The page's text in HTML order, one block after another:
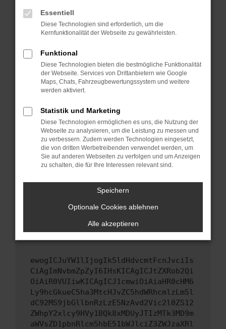
können das Laden bestimmter Seiten
verhindern. Funktioniert die Seite in einem
anderen Browser oder in einem privaten
Starte dein Gerät neu.
Das kann manchmal helfen, vorübergehende
Probleme zu beheben.
Betriebssystem auf dem neuesten Stand
sind.
Veraltete Software birgt nicht nur ein
Sicherheitsrisiko, sondern kann auch dazu
führen, dass bestimmte Funktionen nicht mehr
unterstützt werden.
Wende dich an den Webseitenbetreiber.
Wenn du alle oben genannten Schritte versucht
hast, kontaktiere uns bitte. Wir werden
versuchen, das Problem zu beheben. Du kannst
uns diesen Text schicken, um uns bei der
ewogICJuYW1lIjogIk5ldHdvcmtFcnJvciIs
CiAgImNvbmZpZyI6IHsKICAgICJtZXRob2Qi
OiAiR0VUIiwKICAgICJ1cmwiOiAiaHR0cHM6
Ly9hcGkueC5ha3MtcHJvZC5hdWRhcmlzLm5l
dC92MS9jbGllbnRzLzE5NzAvd2Vic2l0ZS12
ZWhpY2xlcy9HVy1BQk8xMDUyJTIzMTk3MD9m
aWVsZD1pbnRlcm5hbE51bWJlciZ3ZWJzaXRl
Essentiell
Diese Technologien sind erforderlich, um die
Kernfunktionalität der Webseite zu gewährleisten.
Funktional
Diese Technologien bieten die bestmögliche Funktionalität
der Webseite. Services von Drittanbietern wie Google
Maps, Chats, Fahrzeugbewertungssystem und weitere
werden aktiviert.
Statistik und Marketing
Diese Technologien ermöglichen es uns, die Nutzung der
Webseite zu analysieren, um die Leistung zu messen und
zu verbessern. Zudem werden Technologien eingesetzt,
die von dritten Werbetreibenden verwendet werden, um
Sie auf anderen Webseiten zu verfolgen und um Anzeigen
zu schalten, die für Ihre Interessen relevant sind.
Speichern
Optionale Cookies ablehnen
Alle akzeptieren